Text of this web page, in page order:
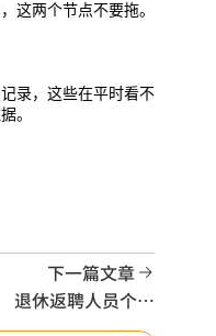
这两个节点不要拖。
录，这些在平时看不
。
下一篇文章
退休返聘人员个税
怎么交？按工资薪